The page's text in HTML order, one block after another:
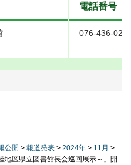
電話番号
076-436-
公開 > 報道発表 > 2024年 > 11月 >
地区県立図書館長会巡回展示～」開